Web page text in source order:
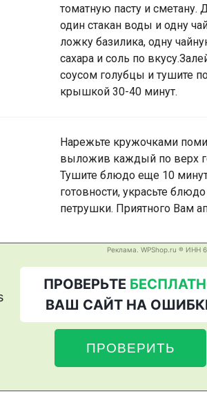
томатную пасту и сметану.
один стакан воды и одну
ложку базилика, одну
сахара и соль по
соусом голубцы и тушите
крышкой 30-40 минут.
Нарежьте кружочками
выложив каждый по верх
Тушите блюдо еще 10
готовности, украсьте
петрушки. Приятного Вам